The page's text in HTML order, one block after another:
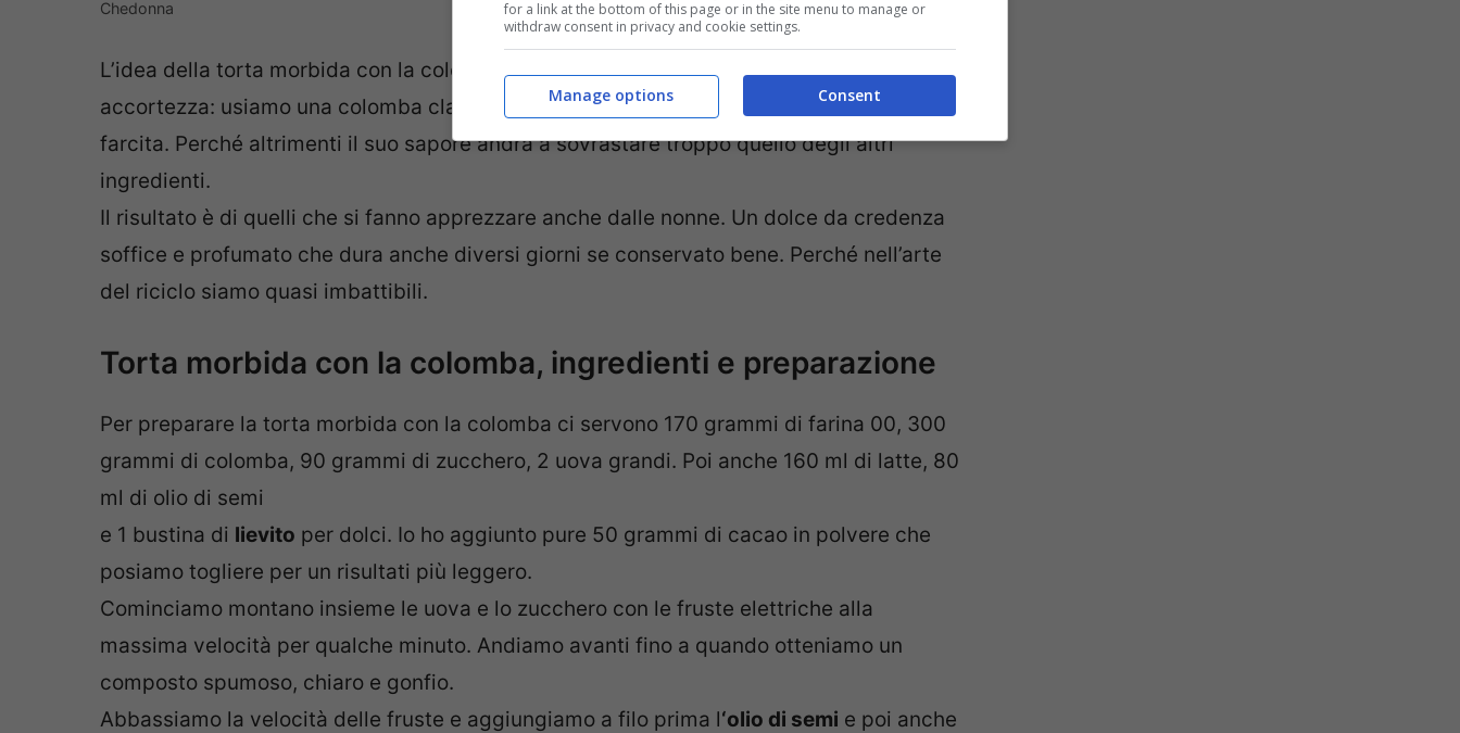
Chedonna
L’idea della torta morbida con la colomba è tanto semplice quando efficace. Unica
accortezza: usiamo una colomba classica, di quella con le mandorle ma non troppo
farcita. Perché altrimenti il suo sapore andrà a sovrastare troppo quello degli altri
ingredienti.
Il risultato è di quelli che si fanno apprezzare anche dalle nonne. Un dolce da credenza
soffice e profumato che dura anche diversi giorni se conservato bene. Perché nell’arte
del riciclo siamo quasi imbattibili.
Torta morbida con la colomba, ingredienti e preparazione
Per preparare la torta morbida con la colomba ci servono 170 grammi di farina 00, 300
grammi di colomba, 90 grammi di zucchero, 2 uova grandi. Poi anche 160 ml di latte, 80
ml di olio di semi
e 1 bustina di lievito per dolci. Io ho aggiunto pure 50 grammi di cacao in polvere che
posiamo togliere per un risultati più leggero.
Cominciamo montano insieme le uova e lo zucchero con le fruste elettriche alla
massima velocità per qualche minuto. Andiamo avanti fino a quando otteniamo un
composto spumoso, chiaro e gonfio.
Abbassiamo la velocità delle fruste e aggiungiamo a filo prima l‘olio di semi e poi anche
for a link at the bottom of this page or in the site menu to manage or
withdraw consent in privacy and cookie settings.
Consent
Manage options